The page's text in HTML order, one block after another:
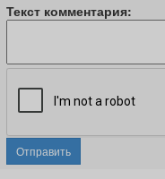
Текст комментария:
Отправить